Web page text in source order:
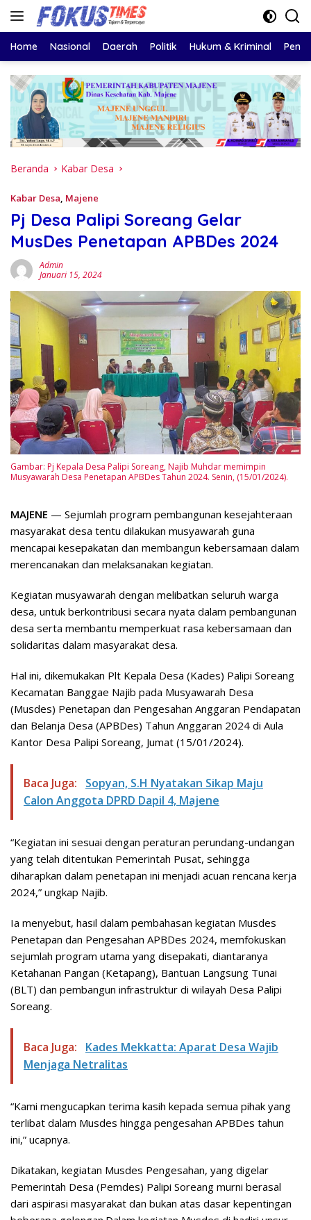
Langsung
Home Nasional Daerah Politik Hukum & Kriminal
Beranda Kabar Desa
Kabar Desa, Majene
Pj Desa Palipi Soreang Gelar
MusDes Penetapan APBDes 2024
Admin
Januari 15, 2024
Gambar: Pj Kepala Desa Palipi Soreang, Najib Muhdar memimpin
Musyawarah Desa Penetapan APBDes Tahun 2024. Senin, (15/01/2024).
MAJENE — Sejumlah program pembangunan kesejahteraan
masyarakat desa tentu dilakukan musyawarah guna
mencapai kesepakatan dan membangun kebersamaan dalam
merencanakan dan melaksanakan kegiatan.
Kegiatan musyawarah dengan melibatkan seluruh warga
desa, untuk berkontribusi secara nyata dalam pembangunan
desa serta membantu memperkuat rasa kebersamaan dan
solidaritas dalam masyarakat desa.
Hal ini, dikemukakan Plt Kepala Desa (Kades) Palipi Soreang
Kecamatan Banggae Najib pada Musyawarah Desa
(Musdes) Penetapan dan Pengesahan Anggaran Pendapatan
dan Belanja Desa (APBDes) Tahun Anggaran 2024 di Aula
Kantor Desa Palipi Soreang, Jumat (15/01/2024).
Baca Juga:
Sopyan, S.H Nyatakan Sikap Maju
Calon Anggota DPRD Dapil 4, Majene
“Kegiatan ini sesuai dengan peraturan perundang-undangan
yang telah ditentukan Pemerintah Pusat, sehingga
diharapkan dalam penetapan ini menjadi acuan rencana kerja
2024,” ungkap Najib.
Ia menyebut, hasil dalam pembahasan kegiatan Musdes
Penetapan dan Pengesahan APBDes 2024, memfokuskan
sejumlah program utama yang disepakati, diantaranya
Ketahanan Pangan (Ketapang), Bantuan Langsung Tunai
(BLT) dan pembangun infrastruktur di wilayah Desa Palipi
Soreang.
Baca Juga:
Kades Mekkatta: Aparat Desa Wajib
Menjaga Netralitas
“Kami mengucapkan terima kasih kepada semua pihak yang
terlibat dalam Musdes hingga pengesahan APBDes tahun
ini,” ucapnya.
Dikatakan, kegiatan Musdes Pengesahan, yang digelar
Pemerintah Desa (Pemdes) Palipi Soreang murni berasal
dari aspirasi masyarakat dan bukan atas dasar kepentingan